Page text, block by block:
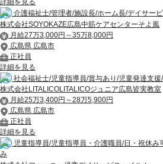
詳細を見る
介護福祉士/管理者/施設長/ホーム長/デイサー
株式会社SOYOKAZE広島中筋ケアセンターそよ風
月給27万3,000円～35万8,000円
広島県 広島市
正社員
詳細を見る
社会福祉士/児童指導員/賞与あり/児童発達支援
株式会社LITALICOLITALICOジュニア広島皆実教室
月給25万3,400円～28万5,900円
広島県 広島市
正社員
詳細を見る
児童指導員/児童指導員・介護職員/日・祝休
み